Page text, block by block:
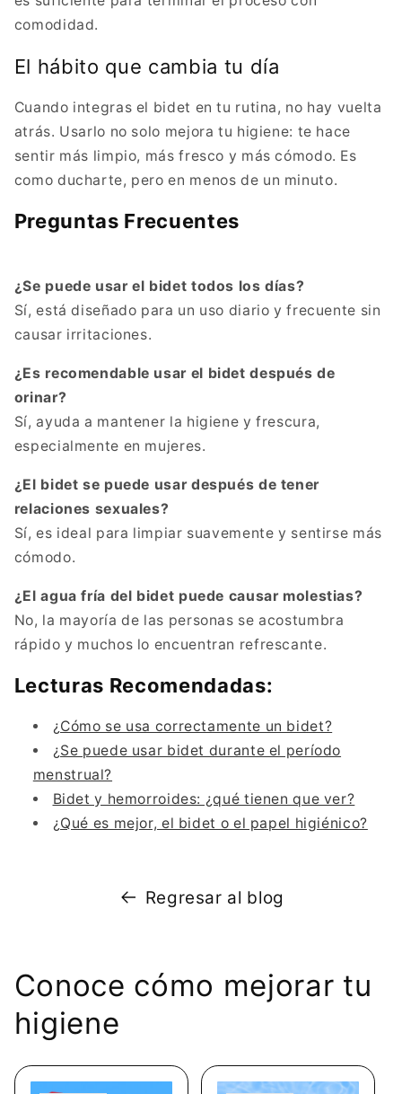
comodidad.
El hábito que cambia tu día
Cuando integras el bidet en tu rutina, no hay vuelta
atrás. Usarlo no solo mejora tu higiene: te hace
sentir más limpio, más fresco y más cómodo. Es
como ducharte, pero en menos de un minuto.
Preguntas Frecuentes
¿Se puede usar el bidet todos los días?
Sí, está diseñado para un uso diario y frecuente sin
causar irritaciones.
¿Es recomendable usar el bidet después de
orinar?
Sí, ayuda a mantener la higiene y frescura,
especialmente en mujeres.
¿El bidet se puede usar después de tener
relaciones sexuales?
Sí, es ideal para limpiar suavemente y sentirse más
cómodo.
¿El agua fría del bidet puede causar molestias?
No, la mayoría de las personas se acostumbra
rápido y muchos lo encuentran refrescante.
Lecturas Recomendadas:
¿Cómo se usa correctamente un bidet?
¿Se puede usar bidet durante el período
menstrual?
Bidet y hemorroides: ¿qué tienen que ver?
¿Qué es mejor, el bidet o el papel higiénico?
Regresar al blog
Conoce cómo mejorar tu
higiene